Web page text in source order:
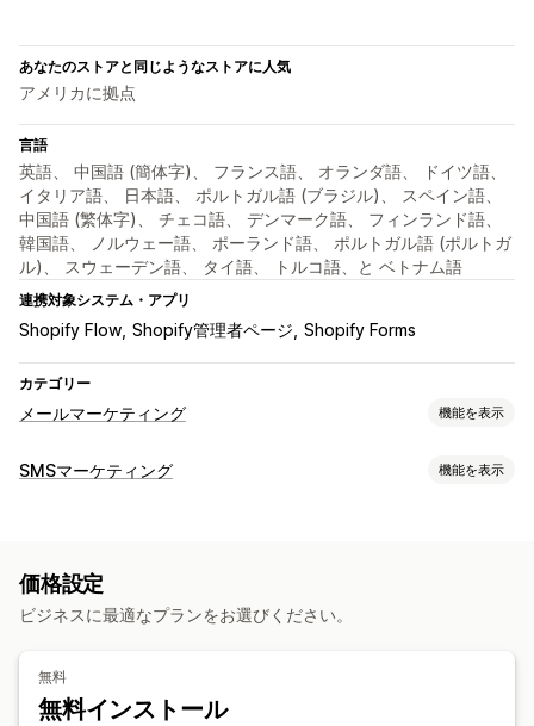
あなたのストアと同じようなストアに人気
アメリカに拠点
言語
英語、 中国語 (簡体字)、 フランス語、 オランダ語、 ドイツ語、
イタリア語、 日本語、 ポルトガル語 (ブラジル)、 スペイン語、
中国語 (繁体字)、 チェコ語、 デンマーク語、 フィンランド語、
韓国語、 ノルウェー語、 ポーランド語、 ポルトガル語 (ポルトガ
ル)、 スウェーデン語、 タイ語、 トルコ語、と ベトナム語
連携対象システム・アプリ
Shopify Flow Shopify管理者ページ Shopify Forms
カテゴリー
メールマーケティング 機能を表示
キャンペーンタイプ
ウェルカムメール
ドリップキャンペーン
カスタムキャンペーン
キャンペーン管理
編集ツール テンプレート
SMSマーケティング 機能を表示
コンバージョン指標
価格設定
ビジネスに最適なプランをお選びください。
無料
無料インストール